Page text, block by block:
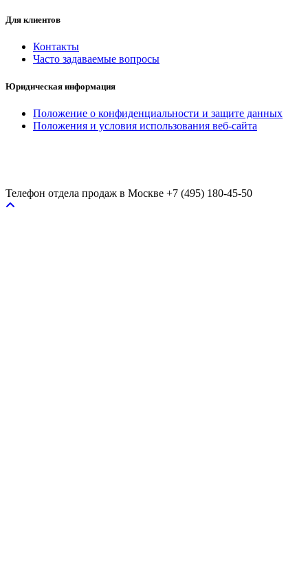
Для клиентов
Контакты
Часто задаваемые вопросы
Юридическая информация
Положение о конфиденциальности и защите данных
Положения и условия использования веб-сайта
Телефон отдела продаж в Москве +7 (495) 180-45-50